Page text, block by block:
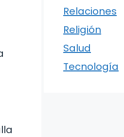
Relaciones
Religión
Salud
Tecnología